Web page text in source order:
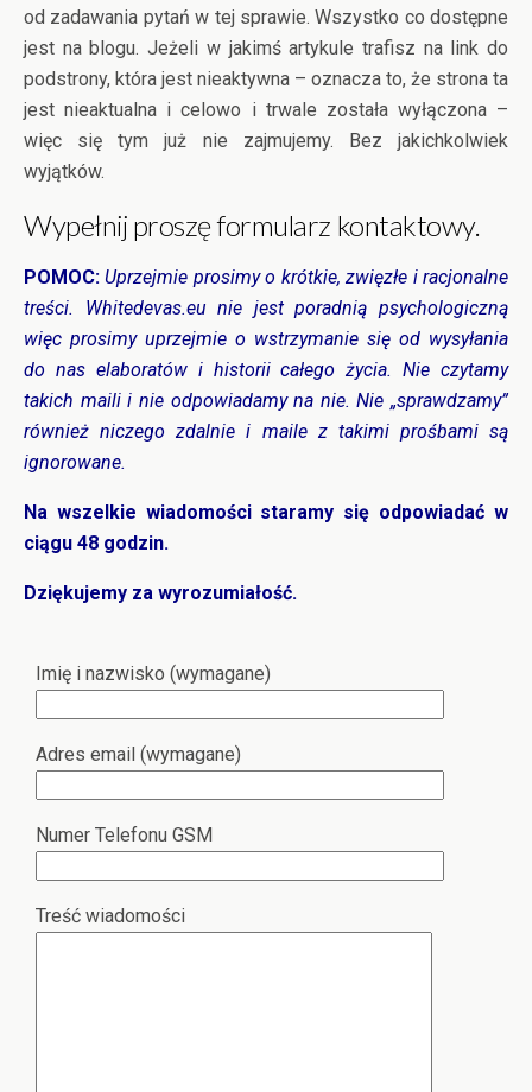
od zadawania pytań w tej sprawie. Wszystko co dostępne
jest na blogu. Jeżeli w jakimś artykule trafisz na link do
podstrony, która jest nieaktywna – oznacza to, że strona ta
jest nieaktualna i celowo i trwale została wyłączona –
więc się tym już nie zajmujemy. Bez jakichkolwiek
wyjątków.
Wypełnij proszę formularz kontaktowy.
POMOC: Uprzejmie prosimy o krótkie, zwięzłe i racjonalne
treści. Whitedevas.eu nie jest poradnią psychologiczną
więc prosimy uprzejmie o wstrzymanie się od wysyłania
do nas elaboratów i historii całego życia. Nie czytamy
takich maili i nie odpowiadamy na nie. Nie „sprawdzamy”
również niczego zdalnie i maile z takimi prośbami są
ignorowane.
Na wszelkie wiadomości staramy się odpowiadać w
ciągu 48 godzin.
Dziękujemy za wyrozumiałość.
Imię i nazwisko (wymagane)
Adres email (wymagane)
Numer Telefonu GSM
Treść wiadomości